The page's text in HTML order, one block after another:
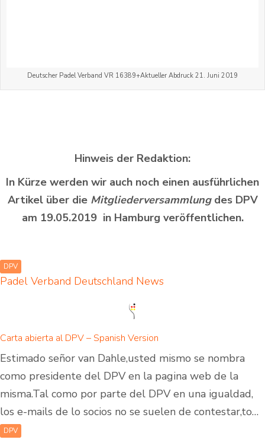
Deutscher Padel Verband VR 16389+Aktueller Abdruck 21. Juni 2019
Hinweis der Redaktion:
In Kürze werden wir auch noch einen ausführlichen
Artikel über die Mitgliederversammlungdes DPV
am 19.05.2019 in Hamburg veröffentlichen.
DPV
Padel Verband Deutschland News
Carta abierta al DPV – Spanish Version
Estimado señor van Dahle,usted mismo se nombra
como presidente del DPV en la pagina web de la
misma.Tal como por parte del DPV en una igualdad,
los e-mails de lo socios no se suelen de contestar,to…
DPV